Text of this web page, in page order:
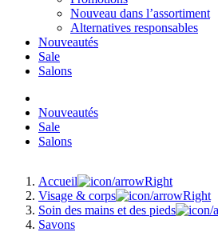
Nouveau dans l’assortiment
Alternatives responsables
Nouveautés
Sale
Salons
Nouveautés
Sale
Salons
Accueil
Visage & corps
Soin des mains et des pieds
Savons